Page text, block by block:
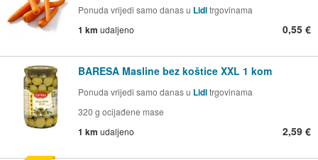
Ponuda vrijedi samo danas u Lidltrgovinama
1 km udaljeno 0,55 €
BARESA Masline bez koštice XXL 1 kom
Ponuda vrijedi samo danas u Lidltrgovinama
320 g ocijađene mase
1 km udaljeno 2,59 €